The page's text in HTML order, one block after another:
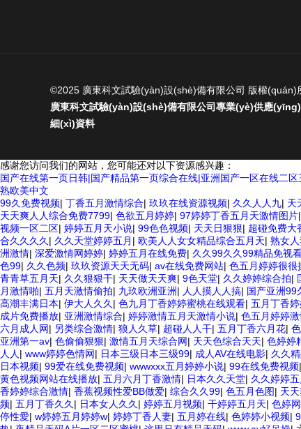
©2025 廣東科文試驗(yàn)設(shè)備有限公司 版權(quán)
廣東科文試驗(yàn)設(shè)備有限公司專業(yè)供應
細(xì)資料
感谢您访问我们的网站，您可能还对以下资源感兴趣：
国产在线第一页日韩|国产精品第一页综合在线|亚洲国产一区在线二
熟欧美中文
99久免费视频| 丁香五月激情综合| 玖玖在线资源视频| 久久人人九| 天
天天爽人人综合免费7799| 色欲五月婷婷| 97婷婷丁香五月天激情图片|
视频一区二区| 婷婷五月天小说| 99色色视频| 天天日狠狠| 超碰免费大
合久久久久 | 久久天堂婷婷五月 | 欧美人人女女精品综合五月天| 熟女
洲激情| 深爱激情网婷婷| 婷婷五月在线免费| 久久99久久99精品免视
色99| 久久色频| 玖玖资源天天无码| av在线免费网站| 色五月婷婷很很
青青草五月天| 久久狠狠干| 天天做天天爽| 9色天堂| 久久婷婷综合拍|
月激情啪| 五月天激情偷拍| 九玖欧洲亚洲| 人人摸人人搞| 国产亚洲99
高潮丰满日本| 伊大人久久 | 色九月丁香婷婷蜜桃在线观看| 五月丁香
成片免费播放| 亚洲激情综合| 婷婷激情五月天激情小说| 色五月婷婷
六月成人网| 另类综合激情| 狼人久草| 超碰人人干| 五月丁香六月花|
亚洲第一av| 色偷偷狠狠| 激情五月天综合网| 天天色综合天天| 色婷婷
人人 | www婷婷色情网| 日本三级日本三级99| 成人AV在线电影| 久久
日本视频| 99爱在线免费视频| wwwxxx五月婷婷小说| 99在线免费视频|
黄色视频网站在线播放| 五月六月丁香激情| 日本久久天堂| 久久婷婷
香婷婷综合激情| 香蕉视频性爱BB做爱| 综合久久99| 色五月色图| 天
频| 五月丁香久久 | 日本女人久久 | 婷婷五月视频| 干婷婷五月天| 色婷网
停性愛| w婷婷五月婷婷w| 婷婷丁香人妻| 五月婷在线| 色婷婷小视频|